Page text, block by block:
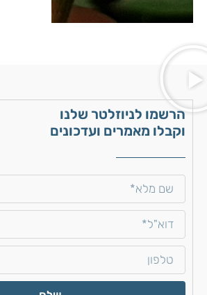
הרשמו לניוזלטר שלנו
וקבלו מאמרים ועדכונים